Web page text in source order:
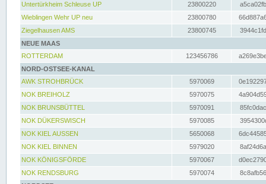
Untertürkheim Schleuse UP
23800220
Wieblingen Wehr UP neu
23800780
Ziegelhausen AMS
23800745
NEUE MAAS
ROTTERDAM
123456786
NORD-OSTSEE-KANAL
AWK STROHBRÜCK
5970069
NOK BREIHOLZ
5970075
NOK BRUNSBÜTTEL
5970091
NOK DÜKERSWISCH
5970085
NOK KIEL AUSSEN
5650068
NOK KIEL BINNEN
5979020
NOK KÖNIGSFÖRDE
5970067
NOK RENDSBURG
5970074